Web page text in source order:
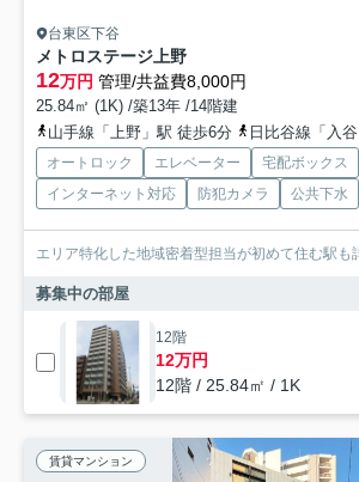
台東区下谷
メトロステージ上野
12万円 管理/共益費8,000円
25.84㎡ (1K) /築13年 /14階建
山手線「上野」駅 徒歩6分
日比谷線「入
オートロック エレベーター
宅配ボックス
インターネット対応
防犯カメラ 公共下水
エリア特化した地域密着型担当が初めて住む駅も
募集中の部屋
12階
12万円
12階 / 25.84㎡ / 1K
賃貸マンション